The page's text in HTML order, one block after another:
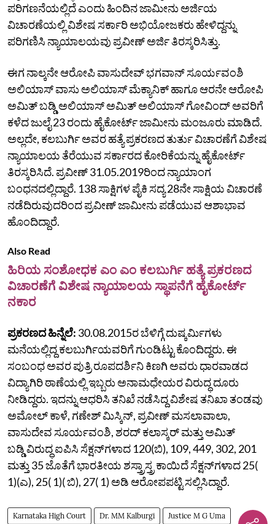
ಪರಿಗಣನೆಯಲ್ಲಿದೆ ಎಂದು ಹಿಂದಿನ ಜಾಮೀನು ಅರ್ಜಿಯ
ವಿಚಾರಣೆಯಲ್ಲಿ ವಿಶೇಷ ಸರ್ಕಾರಿ ಅಭಿಯೋಜಕರು ಹೇಳಿದ್ದನ್ನು
ಪರಿಗಣಿಸಿ ನ್ಯಾಯಾಲಯವು ಪ್ರವೀಣ್‌ ಅರ್ಜಿ ತಿರಸ್ಕರಿಸಿತ್ತು.
ಈಗ ನಾಲ್ಕನೇ ಆರೋಪಿ ವಾಸುದೇವ್‌ ಭಗವಾನ್‌ ಸೂರ್ಯವಂಶಿ
ಅಲಿಯಾಸ್‌ ವಾಸು ಅಲಿಯಾಸ್‌ ಮೆಕ್ಯಾನಿಕ್‌ ಹಾಗೂ ಆರನೇ ಆರೋಪಿ
ಅಮಿತ್‌ ಬಡ್ಡಿ ಅಲಿಯಾಸ್‌ ಅಮಿತ್‌ ಅಲಿಯಾಸ್‌ ಗೋವಿಂದ್‌ ಅವರಿಗೆ
ಕಳೆದ ಜುಲೈ 23 ರಂದು ಹೈಕೋರ್ಟ್‌ ಜಾಮೀನು ಮಂಜೂರು ಮಾಡಿದೆ.
ಅಲ್ಲದೇ, ಕಲಬುರ್ಗಿ ಅವರ ಹತ್ಯೆ ಪ್ರಕರಣದ ತುರ್ತು ವಿಚಾರಣೆಗೆ ವಿಶೇಷ
ನ್ಯಾಯಾಲಯ ತೆರೆಯುವ ಸರ್ಕಾರದ ಕೋರಿಕೆಯನ್ನು ಹೈಕೋರ್ಟ್‌
ತಿರಸ್ಕರಿಸಿದೆ. ಪ್ರವೀಣ್‌ 31.05.2019ರಿಂದ ನ್ಯಾಯಾಂಗ
ಬಂಧನದಲ್ಲಿದ್ದಾರೆ. 138 ಸಾಕ್ಷಿಗಳ ಪೈಕಿ ಸದ್ಯ 28ನೇ ಸಾಕ್ಷಿಯ ವಿಚಾರಣೆ
ನಡೆದಿರುವುದರಿಂದ ಪ್ರವೀಣ್‌ ಜಾಮೀನು ಪಡೆಯುವ ಆಶಾಭಾವ
ಹೊಂದಿದ್ದಾರೆ.
Also Read
ಹಿರಿಯ ಸಂಶೋಧಕ ಎಂ ಎಂ ಕಲಬುರ್ಗಿ ಹತ್ಯೆ ಪ್ರಕರಣದ
ವಿಚಾರಣೆಗೆ ವಿಶೇಷ ನ್ಯಾಯಾಲಯ ಸ್ಥಾಪನೆಗೆ ಹೈಕೋರ್ಟ್‌
ನಕಾರ
ಪ್ರಕರಣದ ಹಿನ್ನೆಲೆ: 30.08.2015ರ ಬೆಳಿಗ್ಗೆ ದುಷ್ಕರ್ಮಿಗಳು
ಮನೆಯಲ್ಲಿದ್ದ ಕಲಬುರ್ಗಿಯವರಿಗೆ ಗುಂಡಿಟ್ಟು ಕೊಂದಿದ್ದರು. ಈ
ಸಂಬಂಧ ಅವರ ಪುತ್ರಿ ರೂಪದರ್ಶಿನಿ ಕಿಣಗಿ ಅವರು ಧಾರವಾಡದ
ವಿದ್ಯಾಗಿರಿ ಠಾಣೆಯಲ್ಲಿ ಇಬ್ಬರು ಅನಾಮಧೇಯರ ವಿರುದ್ಧ ದೂರು
ನೀಡಿದ್ದರು. ಇದನ್ನು ಆಧರಿಸಿ ತನಿಖೆ ನಡೆಸಿದ್ದ ವಿಶೇಷ ತನಿಖಾ ತಂಡವು
ಅಮೋಲ್‌ ಕಾಳೆ, ಗಣೇಶ್‌ ಮಿಸ್ಕಿನ್‌, ಪ್ರವೀಣ್‌ ಮಸಲಾವಾಲಾ,
ವಾಸುದೇವ ಸೂರ್ಯವಂಶಿ, ಶರದ್‌ ಕಲಾಸ್ಕರ್‌ ಮತ್ತು ಅಮಿತ್‌
ಬಡ್ಡಿ ವಿರುದ್ಧ ಐಪಿಸಿ ಸೆಕ್ಷನ್‌ಗಳಾದ 120(ಬಿ), 109, 449, 302, 201
ಮತ್ತು 35 ಜೊತೆಗೆ ಭಾರತೀಯ ಶಸ್ತ್ರಾಸ್ತ್ರ ಕಾಯಿದೆ ಸೆಕ್ಷನ್‌ಗಳಾದ 25(
1)(ಎ), 25( 1)( ಬಿ), 27( 1) ಅಡಿ ಆರೋಪಪಟ್ಟಿ ಸಲ್ಲಿಸಿದ್ದಾರೆ.
Karnataka High Court Dr. MM Kalburgi Justice M G Uma